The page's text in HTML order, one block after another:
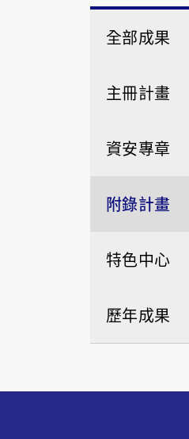
全部成果
主冊計畫
資安專章
附錄計畫
特色中心
歷年成果